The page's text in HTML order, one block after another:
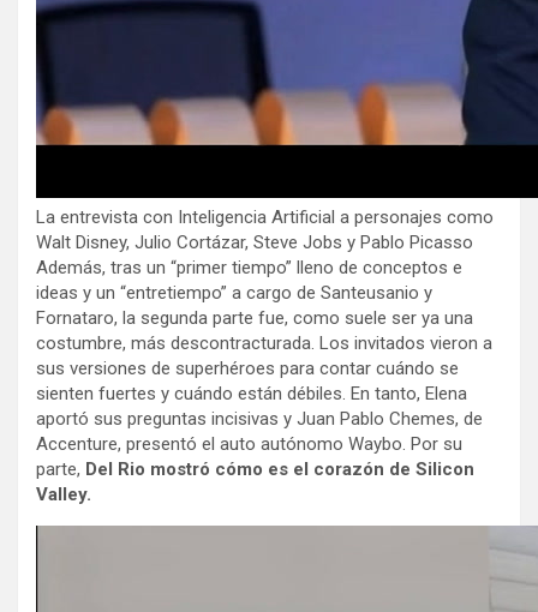
La entrevista con Inteligencia Artificial a personajes como
Walt Disney, Julio Cortázar, Steve Jobs y Pablo Picasso
Además, tras un “primer tiempo” lleno de conceptos e
ideas y un “entretiempo” a cargo de Santeusanio y
Fornataro, la segunda parte fue, como suele ser ya una
costumbre, más descontracturada. Los invitados vieron a
sus versiones de superhéroes para contar cuándo se
sienten fuertes y cuándo están débiles. En tanto, Elena
aportó sus preguntas incisivas y Juan Pablo Chemes, de
Accenture, presentó el auto autónomo Waybo. Por su
parte, Del Rio mostró cómo es el corazón de Silicon
Valley.